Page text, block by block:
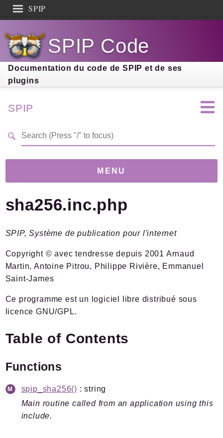
SPIP
Documentation
Contribution
Entraide
Découverte
SPIP Code
Documentation du code de SPIP et de ses
plugins
SPIP
MENU
Version5.0.0-beta(b9d88af)
Documentation
Forge
Développement
Spip
Afficher
Chiffrer
Compilateur
Cron
Documents
sha256.inc.php
SPIP, Système de publication pour l'internet
Copyright © avec tendresse depuis 2001 Arnaud
Martin, Antoine Pitrou, Philippe Rivière, Emmanuel
Saint-James
Ce programme est un logiciel libre distribué sous
licence GNU/GPL.
Table of Contents
Functions
spip_sha256() : string
Main routine called from an application using this
include.
Search results